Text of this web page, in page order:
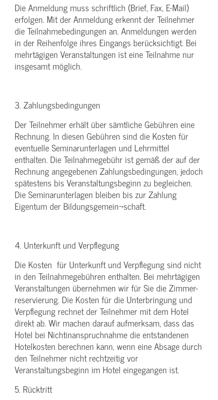
Die Anmeldung muss schriftlich (Brief, Fax, E-Mail)
erfolgen. Mit der Anmeldung erkennt der Teilnehmer
die Teilnahmebedingungen an. Anmeldungen werden
in der Reihenfolge ihres Eingangs berücksichtigt. Bei
mehrtägigen Veranstaltungen ist eine Teilnahme nur
insgesamt möglich.
3. Zahlungsbedingungen
Der Teilnehmer erhält über sämtliche Gebühren eine
Rechnung. In diesen Gebühren sind die Kosten für
eventuelle Seminarunterlagen und Lehrmittel
enthalten. Die Teilnahmegebühr ist gemäß der auf der
Rechnung angegebenen Zahlungsbedingungen, jedoch
spätestens bis Veranstaltungsbeginn zu begleichen.
Die Seminarunterlagen bleiben bis zur Zahlung
Eigentum der Bildungsgemein¬schaft.
4. Unterkunft und Verpflegung
Die Kosten für Unterkunft und Verpflegung sind nicht
in den Teilnahmegebühren enthalten. Bei mehrtägigen
Veranstaltungen übernehmen wir für Sie die Zimmer-
reservierung. Die Kosten für die Unterbringung und
Verpflegung rechnet der Teilnehmer mit dem Hotel
direkt ab. Wir machen darauf aufmerksam, dass das
Hotel bei Nichtinanspruchnahme die entstandenen
Hotelkosten berechnen kann, wenn eine Absage durch
den Teilnehmer nicht rechtzeitig vor
Veranstaltungsbeginn im Hotel eingegangen ist.
5. Rücktritt